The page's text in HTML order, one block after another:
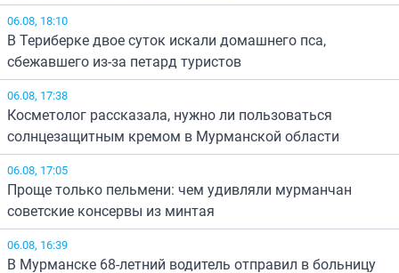
06.08, 18:10
В Териберке двое суток искали домашнего пса,
сбежавшего из-за петард туристов
06.08, 17:38
Косметолог рассказала, нужно ли пользоваться
солнцезащитным кремом в Мурманской области
06.08, 17:05
Проще только пельмени: чем удивляли мурманчан
советские консервы из минтая
06.08, 16:39
В Мурманске 68-летний водитель отправил в больницу